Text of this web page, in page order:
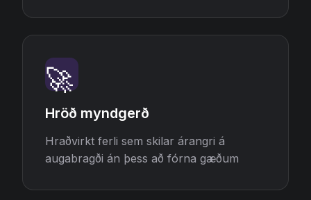
🚀
Hröð myndgerð
Hraðvirkt ferli sem skilar árangri á
augabragði án þess að fórna gæðum